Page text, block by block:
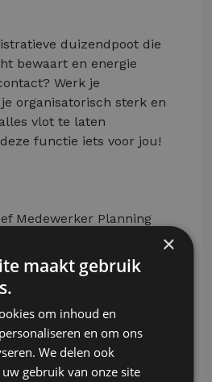
duizendpoot die
bewaart en energie
Werk je
organisatorisch sterk en
vlot te laten
functie iets voor jou!
Medewerker Planning
en herstellingen
en opgevolgd, terwijl
service biedt.
contact op met klanten
volgen.
vragen van
en
×
maakt gebruik
om inhoud en
en om ons
We delen ook
gebruik van onze site